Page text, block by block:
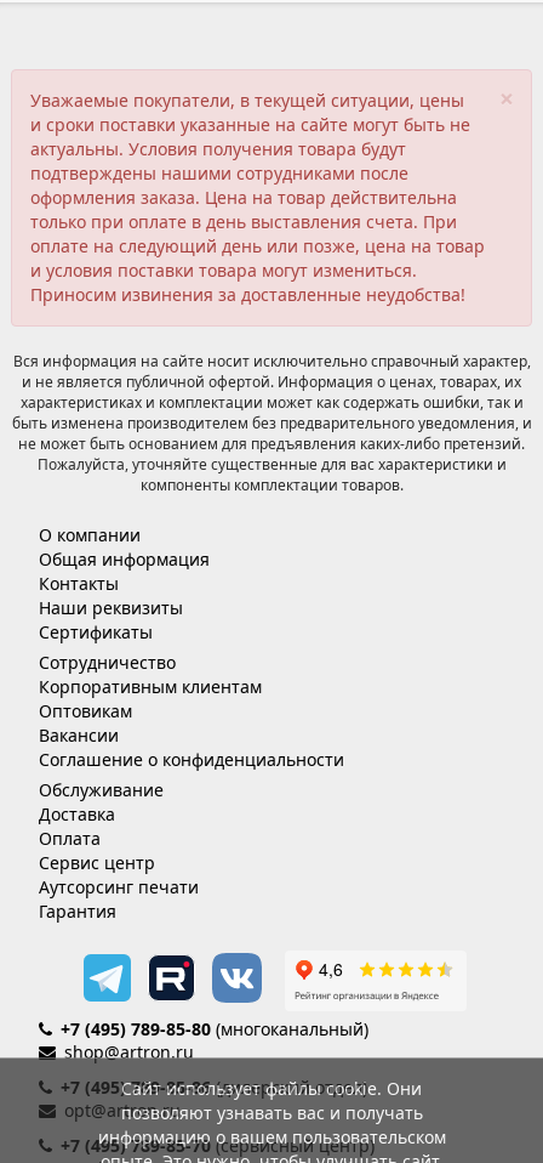
×
Уважаемые покупатели, в текущей ситуации, цены
и сроки поставки указанные на сайте могут быть не
актуальны. Условия получения товара будут
подтверждены нашими сотрудниками после
оформления заказа. Цена на товар действительна
только при оплате в день выставления счета. При
оплате на следующий день или позже, цена на товар
и условия поставки товара могут измениться.
Приносим извинения за доставленные неудобства!
Вся информация на сайте носит исключительно справочный характер,
и не является публичной офертой. Информация о ценах, товарах, их
характеристиках и комплектации может как содержать ошибки, так и
быть изменена производителем без предварительного уведомления, и
не может быть основанием для предъявления каких-либо претензий.
Пожалуйста, уточняйте существенные для вас характеристики и
компоненты комплектации товаров.
О компании
Общая информация
Контакты
Наши реквизиты
Сертификаты
Сотрудничество
Корпоративным клиентам
Оптовикам
Вакансии
Соглашение о конфиденциальности
Обслуживание
Доставка
Оплата
Сервис центр
Аутсорсинг печати
Гарантия
+7 (495) 789-85-80 (многоканальный)
shop@artron.ru
+7 (495) 789-85-86(дилерский отдел)
opt@artron.ru
+7 (495) 789-85-70 (сервисный центр)
Сайт использует файлы cookie. Они
позволяют узнавать вас и получать
информацию о вашем пользовательском